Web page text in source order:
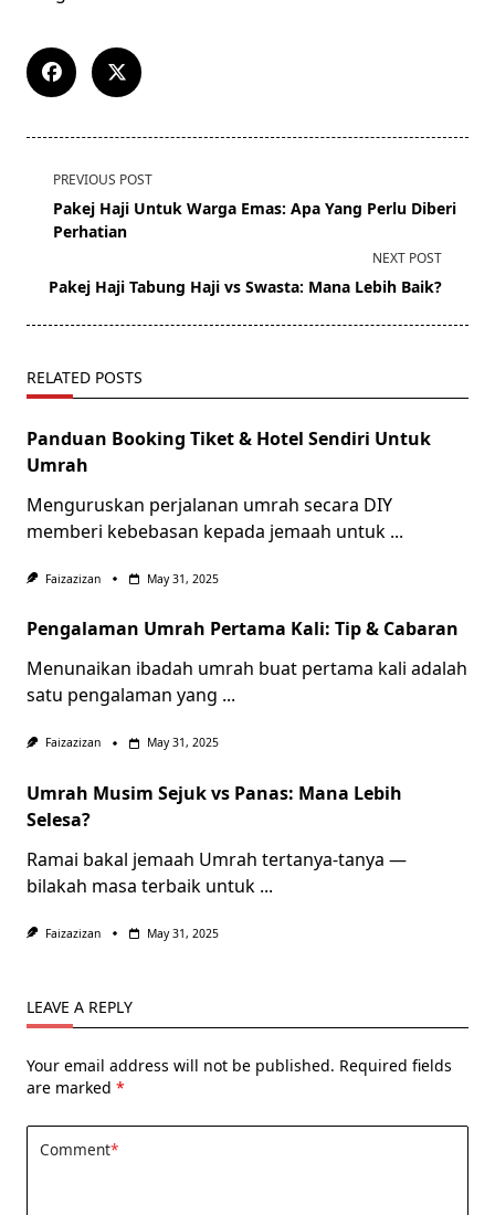
<span
class="nav-
subtitle
reader-
PREVIOUS POST
Pakej Haji Untuk Warga Emas: Apa Yang Perlu Diberi
Perhatian
NEXT POST
Pakej Haji Tabung Haji vs Swasta: Mana Lebih Baik?
RELATED POSTS
Panduan Booking Tiket & Hotel Sendiri Untuk
Umrah
Menguruskan perjalanan umrah secara DIY
memberi kebebasan kepada jemaah untuk ...
Faizazizan May 31, 2025
Pengalaman Umrah Pertama Kali: Tip & Cabaran
Menunaikan ibadah umrah buat pertama kali adalah
satu pengalaman yang ...
Faizazizan May 31, 2025
Umrah Musim Sejuk vs Panas: Mana Lebih
Selesa?
Ramai bakal jemaah Umrah tertanya-tanya —
bilakah masa terbaik untuk ...
Faizazizan May 31, 2025
LEAVE A REPLY
Your email address will not be published. Required fields
are marked *
Comment*